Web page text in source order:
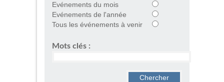
Evénements du mois
Evénements de l'année
Tous les événements à venir
Mots clés :